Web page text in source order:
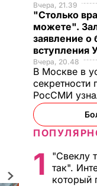
Вчера, 21.39
"Столько
можете".
заявление о
вступления
Вчера, 20.48
В Москве в
секретности
РосСМИ
1
"Свеклу
так".
который